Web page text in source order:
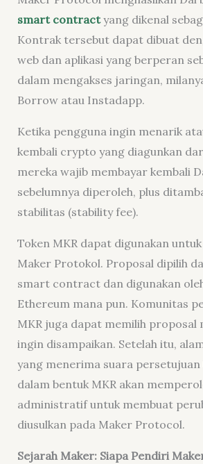
smart contractyang dikenal
Kontrak tersebut dapat dibuat
web dan aplikasi yang berperan
dalam mengakses jaringan,
Borrow atau Instadapp.
Ketika pengguna ingin menarik
kembali crypto yang diagunkan
mereka wajib membayar kembali
sebelumnya diperoleh, plus
stabilitas (stability fee).
Token MKR dapat digunakan
Maker Protokol. Proposal dipilih
smart contract dan digunakan
Ethereum mana pun. Komunitas
MKR juga dapat memilih proposal
ingin disampaikan. Setelah itu,
yang menerima suara persetujuan
dalam bentuk MKR akan
administratif untuk membuat
diusulkan pada Maker Protocol.
Sejarah Maker: Siapa Pendiri